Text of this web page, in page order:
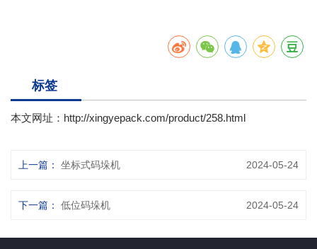
标签
本文网址： http://xingyepack.com/product/258.html
上一篇： 坐标式码垛机 2024-05-24
下一篇： 低位码垛机 2024-05-24